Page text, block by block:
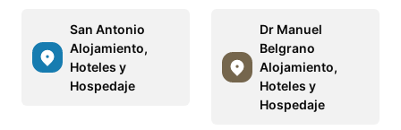
San Antonio
Alojamiento,
Hoteles y
Hospedaje
Dr Manuel
Belgrano
Alojamiento,
Hoteles y
Hospedaje